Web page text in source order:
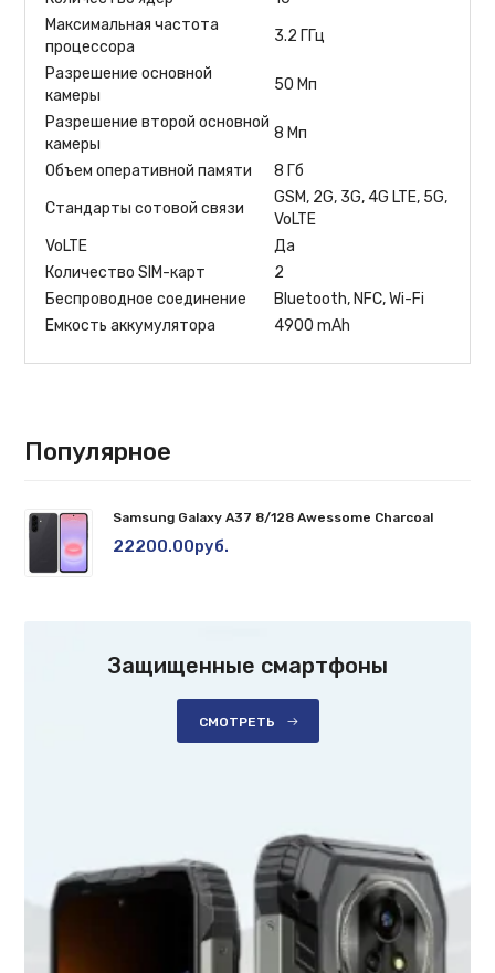
Максимальная частота
процессора
3.2 ГГц
Разрешение основной
камеры
50 Мп
Разрешение второй основной
камеры
8 Мп
Объем оперативной памяти
8 Гб
Стандарты сотовой связи
GSM, 2G, 3G, 4G LTE, 5G,
VoLTE
VoLTE
Да
Количество SIM-карт
2
Беспроводное соединение
Bluetooth, NFC, Wi-Fi
Емкость аккумулятора
4900 mAh
Популярное
Samsung Galaxy A37 8/128 Awessome Charcoal
22200.00руб.
Защищенные смартфоны
СМОТРЕТЬ